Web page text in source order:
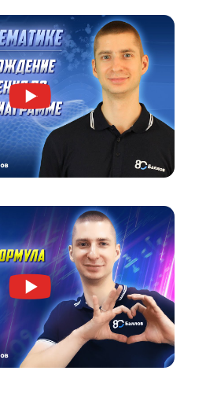
мы объясняем материал.
видеокурс от
по ОГЭ по математике